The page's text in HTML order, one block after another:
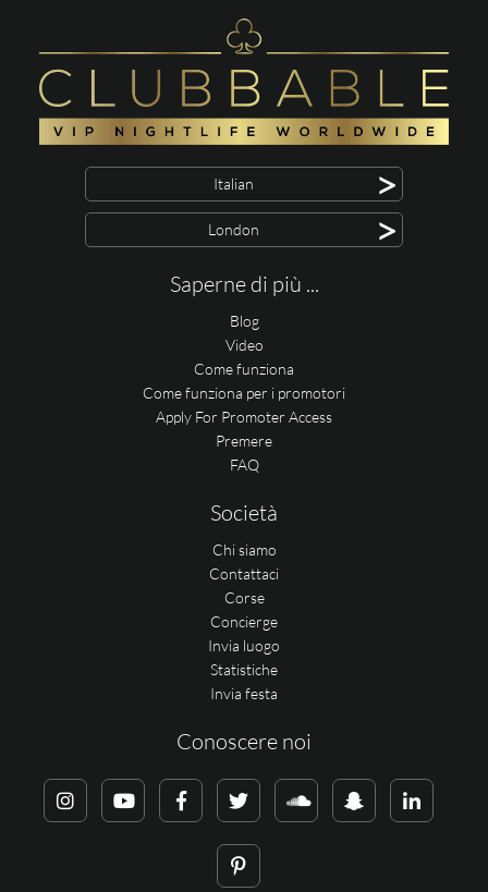
Italian >
London >
Saperne di più ...
Blog
Video
Come funziona
Come funziona per i promotori
Apply For Promoter Access
Premere
FAQ
Società
Chi siamo
Contattaci
Corse
Concierge
Invia luogo
Statistiche
Invia festa
Conoscere noi